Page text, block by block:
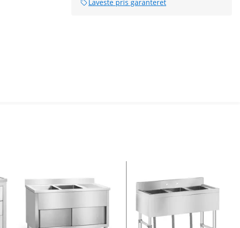
Laveste pris garanteret